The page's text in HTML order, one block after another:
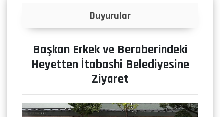
İlanlar
Başkan Erkek ve Beraberindeki
Heyetten İtabashi Belediyesine
Ziyaret